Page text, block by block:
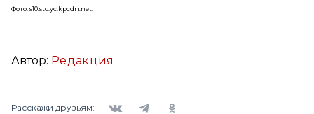
Фото: s10.stc.yc.kpcdn.net.
Автор: Редакция
Расскажи друзьям: